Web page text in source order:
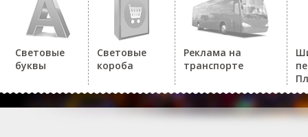
Световые
буквы
Световые
короба
Реклама на
транспорте